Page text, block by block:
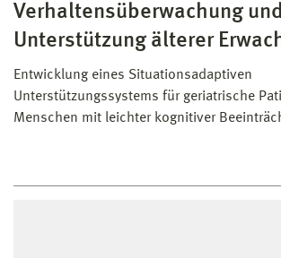
Verhaltensüberwachung und
Unterstützung älterer
Entwicklung eines Situationsadaptiven
Unterstützungssystems für geriatrische
Menschen mit leichter kognitiver